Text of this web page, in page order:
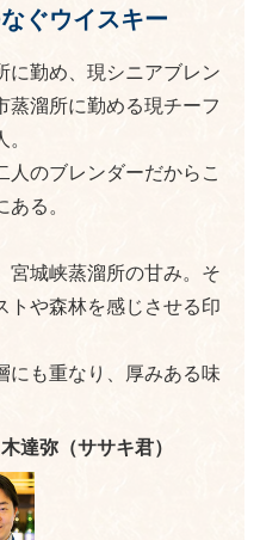
ぐウイスキー
に勤め、現シニアブレン
蒸溜所に勤める現チーフ
人のブレンダーだからこ
る。
宮城峡蒸溜所の甘み。そ
トや森林を感じさせる印
にも重なり、厚みある味
達弥（ササキ君）